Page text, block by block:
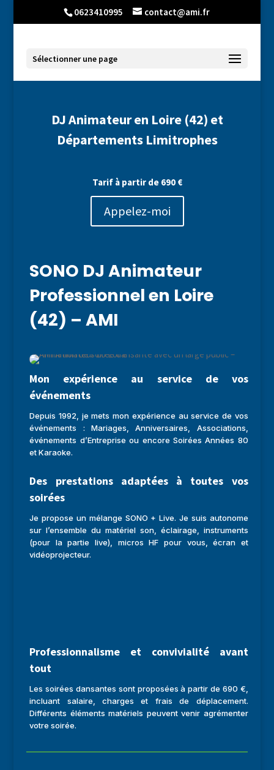
0623410995 contact@ami.fr
Sélectionner une page
DJ Animateur en Loire (42) et
Départements Limitrophes
Tarif à partir de 690 €
Appelez-moi
SONO DJ Animateur
Professionnel en Loire
(42) – AMI
Mon expérience au service de vos
événements
Depuis 1992, je mets mon expérience au service de vos
événements : Mariages, Anniversaires, Associations,
événements d’Entreprise ou encore Soirées Années 80
et Karaoke.
Des prestations adaptées à toutes vos
soirées
Je propose un mélange SONO + Live. Je suis autonome
sur l’ensemble du matériel son, éclairage, instruments
(pour la partie live), micros HF pour vous, écran et
vidéoprojecteur.
Professionnalisme et convivialité avant
tout
Les soirées dansantes sont proposées à partir de 690 €,
incluant salaire, charges et frais de déplacement.
Différents éléments matériels peuvent venir agrémenter
votre soirée.